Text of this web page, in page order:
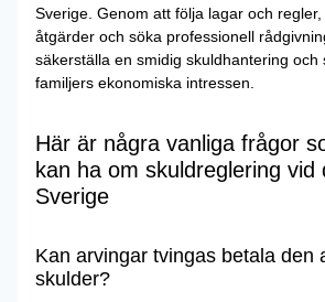
Sverige. Genom att följa lagar och
åtgärder och söka professionell
säkerställa en smidig skuldhantering och
familjers ekonomiska intressen.
Här är några vanliga frågor
kan ha om skuldreglering vid
Sverige
Kan arvingar tvingas betala den
skulder?